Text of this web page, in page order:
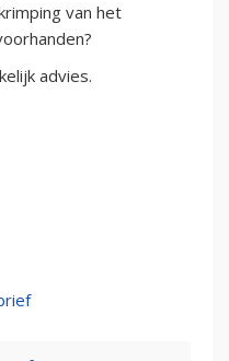
van het
advies.